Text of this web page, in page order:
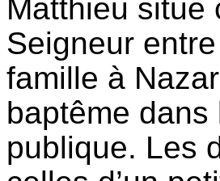
Matthieu situe
Seigneur
famille à
baptême
publique. Les